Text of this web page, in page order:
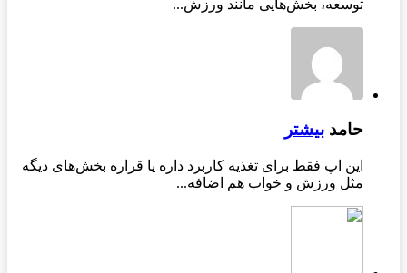
توسعه، بخش‌هایی مانند ورزش...
حامد بیشتر
این اپ فقط برای تغذیه کاربرد داره یا قراره بخش‌های دیگه
مثل ورزش و خواب هم اضافه...